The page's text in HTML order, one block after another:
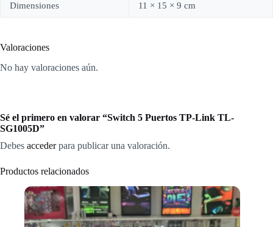
Dimensiones 11 × 15 × 9 cm
Valoraciones
No hay valoraciones aún.
Sé el primero en valorar “Switch 5 Puertos TP-Link TL-
SG1005D”
Debes accederpara publicar una valoración.
Productos relacionados